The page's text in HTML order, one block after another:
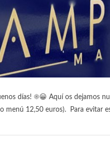
días! ☀️😀 Aquí os dejamos
menú 12,50 euros). Para evitar